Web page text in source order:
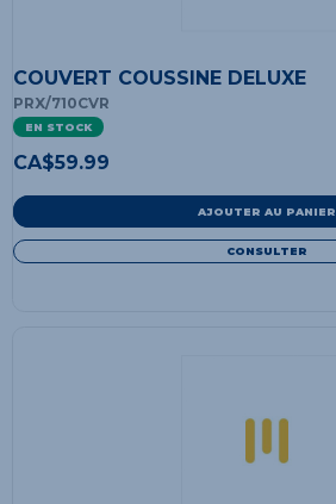
COUVERT COUSSINE DELUXE
PRX/710CVR
EN STOCK
CA$59.99
AJOUTER AU PANIER
CONSULTER